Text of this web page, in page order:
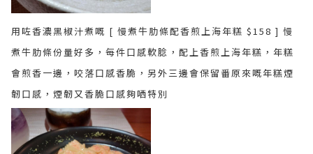
用咗香濃黑椒汁煮嘅 [ 慢煮牛肋條配香煎上海年糕 $158 ] 慢
煮牛肋條份量好多，每件口感軟腍，配上香煎上海年糕，年糕
會煎香一邊，咬落口感香脆，另外三邊會保留番原來嘅年糕煙
韌口感，煙韌又香脆口感夠哂特別